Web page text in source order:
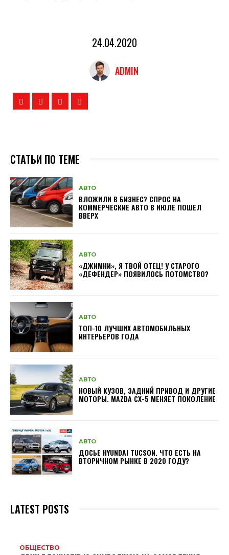
24.04.2020
ADMIN
СТАТЬИ ПО ТЕМЕ
АВТО
ВЛОЖИЛИ В БИЗНЕС? СПРОС НА
КОММЕРЧЕСКИЕ АВТО В ИЮЛЕ ПОШЕЛ
ВВЕРХ
АВТО
«ДЖИМНИ», Я ТВОЙ ОТЕЦ! У СТАРОГО
«ДЕФЕНДЕР» ПОЯВИЛОСЬ ПОТОМСТВО?
АВТО
ТОП-10 ЛУЧШИХ АВТОМОБИЛЬНЫХ
ИНТЕРЬЕРОВ ГОДА
АВТО
НОВЫЙ КУЗОВ, ЗАДНИЙ ПРИВОД И ДРУГИЕ
МОТОРЫ. MAZDA CX-5 МЕНЯЕТ ПОКОЛЕНИЕ
АВТО
ДОСЬЕ HYUNDAI TUCSON. ЧТО ЕСТЬ НА
ВТОРИЧНОМ РЫНКЕ В 2020 ГОДУ?
LATEST POSTS
ОБЩЕСТВО